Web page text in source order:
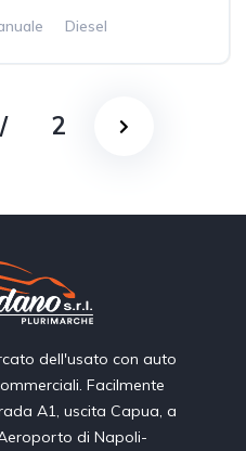
Diesel
/ 2
dell'usato con auto
Facilmente
A1, uscita Capua, a
di Napoli-